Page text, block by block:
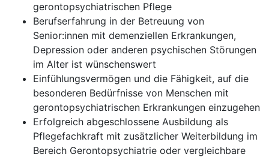
gerontopsychiatrischen Pflege
Berufserfahrung in der Betreuung von
Senior:innen mit demenziellen Erkrankungen,
Depression oder anderen psychischen Störungen
im Alter ist wünschenswert
Einfühlungsvermögen und die Fähigkeit, auf die
besonderen Bedürfnisse von Menschen mit
gerontopsychiatrischen Erkrankungen einzugehen
Erfolgreich abgeschlossene Ausbildung als
Pflegefachkraft mit zusätzlicher Weiterbildung im
Bereich Gerontopsychiatrie oder vergleichbare